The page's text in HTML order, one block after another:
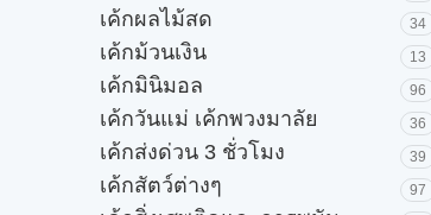
เค้กผลไม้สด 34
เค้กม้วนเงิน 13
เค้กมินิมอล 96
เค้กวันแม่ เค้กพวงมาลัย 36
เค้กส่งด่วน 3 ชั่วโมง 39
เค้กสัตว์ต่างๆ 97